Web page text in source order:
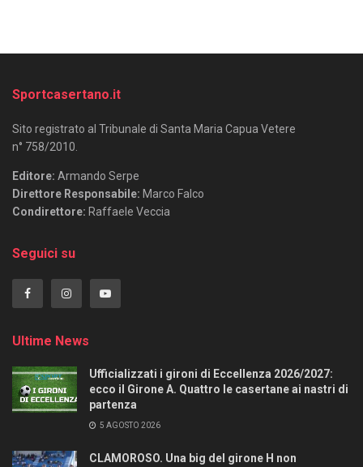
Sportcasertano.it
Sito registrato al Tribunale di Santa Maria Capua Vetere
n° 758/2010.
Editore: Armando Serpe
Direttore Responsabile: Marco Falco
Condirettore: Raffaele Veccia
Seguici su
Ultime News
Ufficializzati i gironi di Eccellenza 2026/2027:
ecco il Girone A. Quattro le casertane ai nastri di
partenza
5 AGOSTO 2026
CLAMOROSO. Una big del girone H non